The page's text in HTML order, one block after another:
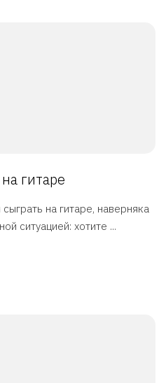
гитаре
на гитаре, наверняка
ситуацией: хотите ...